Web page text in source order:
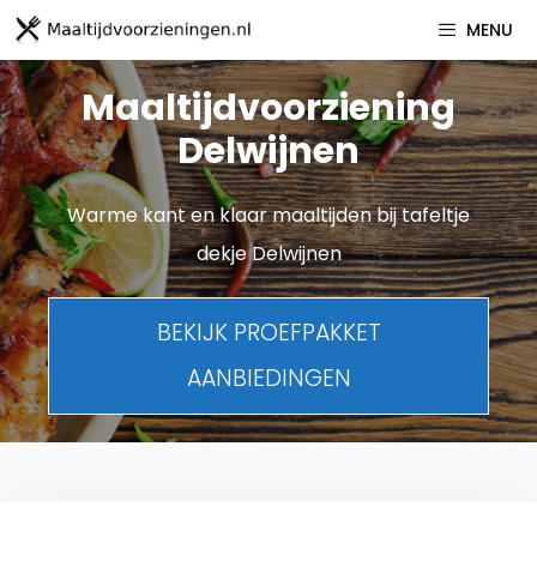
Spring
naar
inhoud
MENU
Maaltijdvoorziening
Delwijnen
Warme kant en klaar maaltijden bij tafeltje
dekje Delwijnen
BEKIJK PROEFPAKKET
AANBIEDINGEN